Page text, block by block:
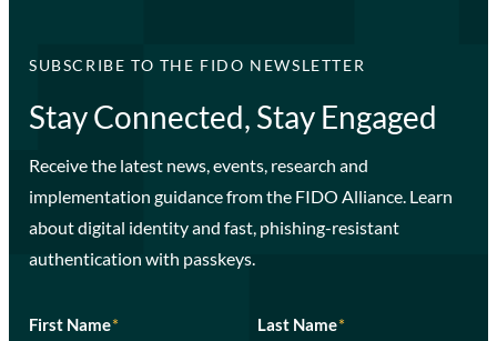
SUBSCRIBE TO THE FIDO NEWSLETTER
Stay Connected, Stay Engaged
Receive the latest news, events, research and
implementation guidance from the FIDO Alliance. Learn
about digital identity and fast, phishing-resistant
authentication with passkeys.
First Name* Last Name*